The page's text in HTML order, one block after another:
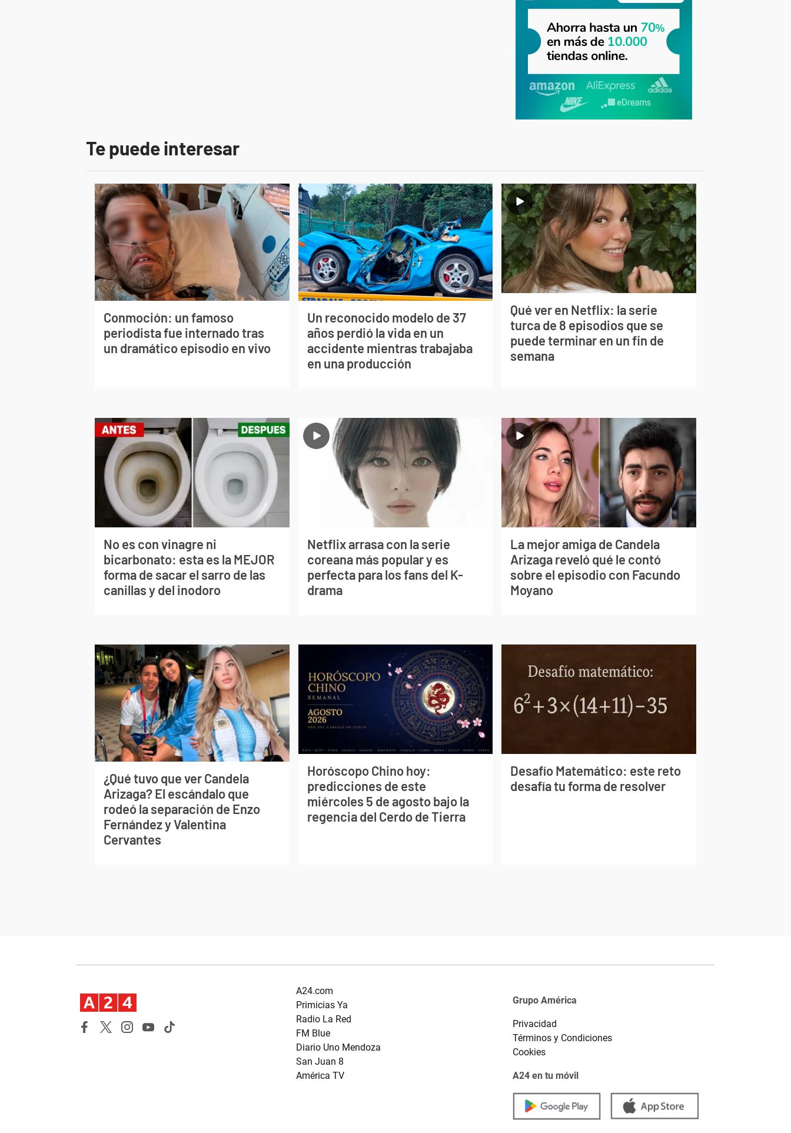
Te puede interesar
Conmoción: un famoso
periodista fue internado tras
un dramático episodio en vivo
Un reconocido modelo de 37
años perdió la vida en un
accidente mientras trabajaba
en una producción
Qué ver en Netflix: la serie
turca de 8 episodios que se
puede terminar en un fin de
semana
No es con vinagre ni
bicarbonato: esta es la MEJOR
forma de sacar el sarro de las
canillas y del inodoro
Netflix arrasa con la serie
coreana más popular y es
perfecta para los fans del K-
drama
La mejor amiga de Candela
Arizaga reveló qué le contó
sobre el episodio con Facundo
Moyano
¿Qué tuvo que ver Candela
Arizaga? El escándalo que
rodeó la separación de Enzo
Fernández y Valentina
Cervantes
Horóscopo Chino hoy:
predicciones de este
miércoles 5 de agosto bajo la
regencia del Cerdo de Tierra
Desafío Matemático: este reto
desafía tu forma de resolver
A24.com
Primicias Ya
Radio La Red
FM Blue
Diario Uno Mendoza
San Juan 8
América TV
Grupo América
Privacidad
Términos y Condiciones
Cookies
A24 en tu móvil